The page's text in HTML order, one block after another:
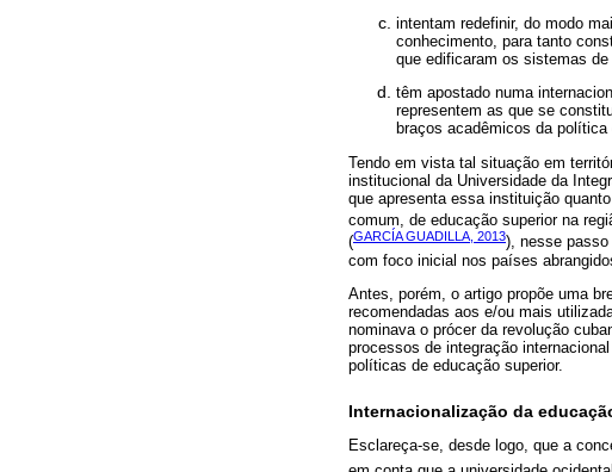
intentam redefinir, do modo
conhecimento, para tanto
que edificaram os sistemas
têm apostado numa
representem as que se
braços acadêmicos da
Tendo em vista tal situação em
institucional da Universidade da
que apresenta essa instituição
comum, de educação superior na
(GARCÍA GUADILLA, 2013), nesse
com foco inicial nos países
Antes, porém, o artigo propõe uma
recomendadas aos e/ou mais
nominava o prócer da revolução
processos de integração
políticas de educação superior.
Internacionalização da
Esclareça-se, desde logo, que a